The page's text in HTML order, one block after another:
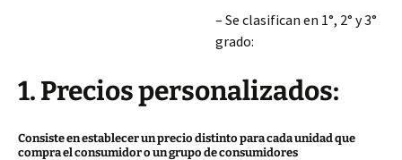
– Se clasifican en 1°, 2° y 3°
grado:
1. Precios personalizados:
Consiste en establecer un precio distinto para cada unidad que
compra el consumidor o un grupo de consumidores